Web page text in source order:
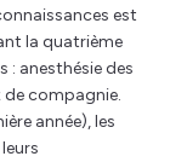
est
la quatrième
: anesthésie des
de compagnie.
année), les